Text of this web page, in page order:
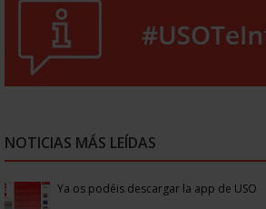
NOTICIAS MÁS LEÍDAS
Ya os podéis descargar la app de USO